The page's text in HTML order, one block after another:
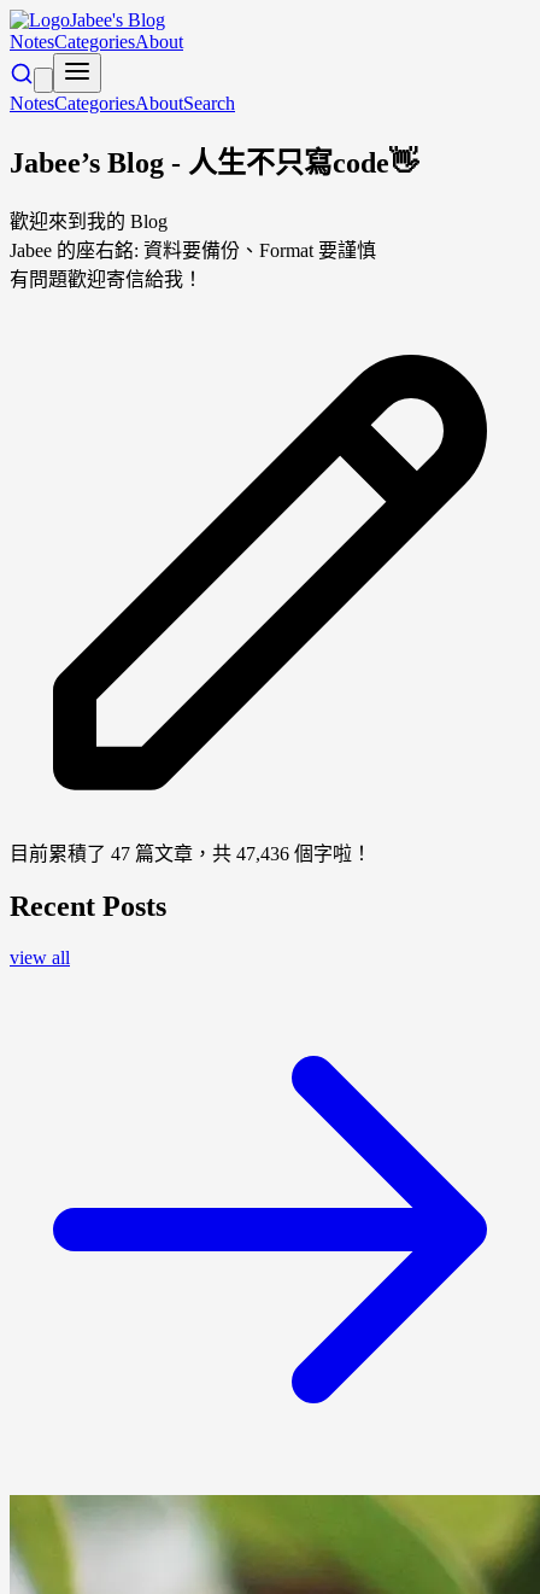
Jabee's Blog
NotesCategoriesAbout
NotesCategoriesAboutSearch
Jabee’s Blog - 人生不只寫code👋
歡迎來到我的 Blog
Jabee 的座右銘: 資料要備份、Format 要謹慎
有問題歡迎寄信給我！
目前累積了 47 篇文章，共 47,436 個字啦！
Recent Posts
view all